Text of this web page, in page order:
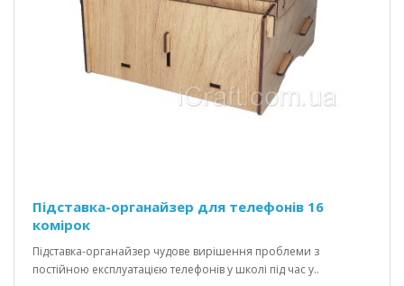
Підставка-органайзер для телефонів 16
комірок
Підставка-органайзер чудове вирішення проблеми з
постійною експлуатацією телефонів у школі під час у..